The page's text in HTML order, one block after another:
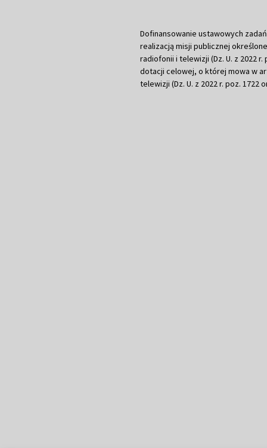
Dofinansowanie ustawowych
realizacją misji publicznej
radiofonii i telewizji (Dz. U. z 2022
dotacji celowej, o której mowa w
telewizji (Dz. U. z 2022 r. poz. 1722